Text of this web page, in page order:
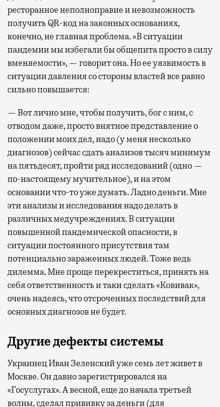
ресторанное неполноправие и невозможность
получить QR-код на законных основаниях,
конечно, не главная проблема. «В ситуации
пандемии мы избегали бы общепита просто в силу
вменяемости», — говорит она. Но ее уязвимость в
ситуации давления со стороны властей все равно
сильно повышается:
— Вот лично мне, чтобы получить, бог с ним, с
отводом даже, просто внятное представление о
положении моих дел, надо (у меня несколько
диагнозов) сейчас сдать анализов тысяч минимум
на пятьдесят, пройти ряд исследований (одно —
по-настоящему мучительное), и на этом
основании что-то уже думать. Ладно деньги. Мне
эти анализы и исследования надо делать в
различных медучреждениях. В ситуации
повышенной пандемической опасности, в
ситуации постоянного присутствия там
потенциально зараженных людей. Тоже ведь
дилемма. Мне проще перекреститься, принять на
себя ответственность и таки сделать «Ковивак»,
очень надеясь, что отсроченных последствий для
основных диагнозов не будет.
Другие дефекты системы
Украинец Иван Зеленский уже семь лет живет в
Москве. Он давно зарегистрировался на
«Госуслугах». А весной, еще до начала третьей
волны, сделал прививку за деньги (для